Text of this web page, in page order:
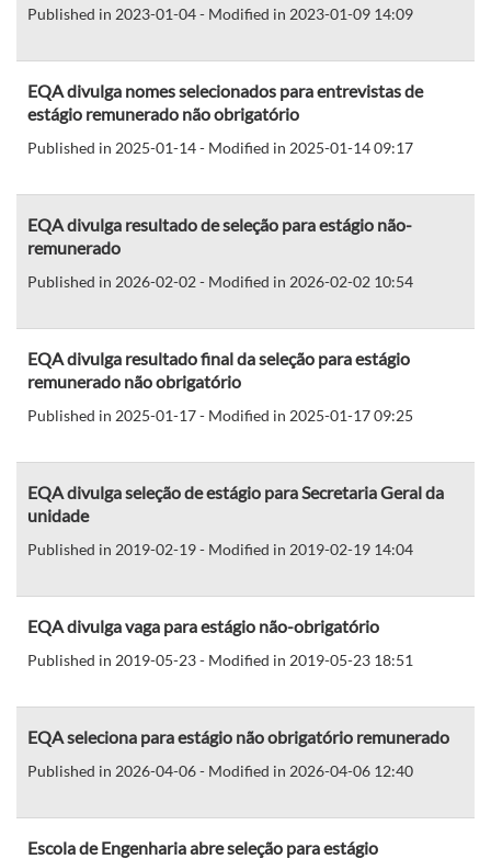
Published in 2023-01-04 - Modified in 2023-01-09 14:09
EQA divulga nomes selecionados para entrevistas de
estágio remunerado não obrigatório
Published in 2025-01-14 - Modified in 2025-01-14 09:17
EQA divulga resultado de seleção para estágio não-
remunerado
Published in 2026-02-02 - Modified in 2026-02-02 10:54
EQA divulga resultado final da seleção para estágio
remunerado não obrigatório
Published in 2025-01-17 - Modified in 2025-01-17 09:25
EQA divulga seleção de estágio para Secretaria Geral da
unidade
Published in 2019-02-19 - Modified in 2019-02-19 14:04
EQA divulga vaga para estágio não-obrigatório
Published in 2019-05-23 - Modified in 2019-05-23 18:51
EQA seleciona para estágio não obrigatório remunerado
Published in 2026-04-06 - Modified in 2026-04-06 12:40
Escola de Engenharia abre seleção para estágio